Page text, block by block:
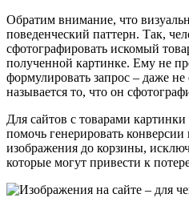
Обратим внимание, что
поведенческий паттерн. Так,
сфотографировать искомый
полученной картинке. Ему не
формулировать запрос – даже не
называется то, что он
Для сайтов с товарами
помочь генерировать конверсии
изображения до корзины,
которые могут привести к